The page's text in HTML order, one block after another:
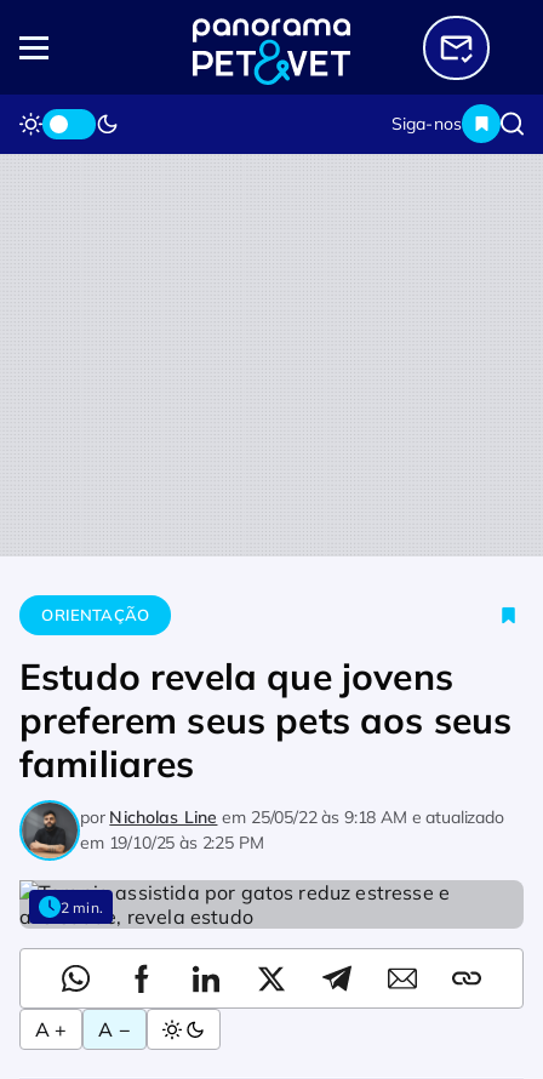
Siga-nos
Home Orientação Estudo revela que jovens preferem seus
ORIENTAÇÃO
Estudo revela que jovens
preferem seus pets aos seus
familiares
por Nicholas Line em 25/05/22 às 9:18 AM e atualizado
em 19/10/25 às 2:25 PM
2 min.
A + A −